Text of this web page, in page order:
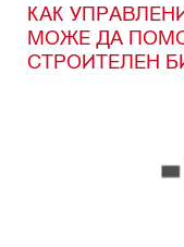
КАК
МОЖЕ ДА
СТРОИТЕЛЕН